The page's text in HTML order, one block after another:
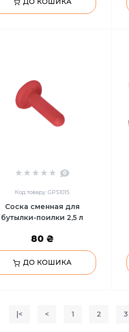
0
Код товару: GPS1015
Соска сменная для
бутылки-поилки 2,5 л
80 ₴
ДО КОШИКА
|< < 1 2 3